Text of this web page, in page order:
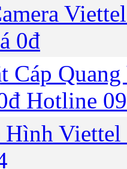
0đ
Cáp
Hotline
Hình